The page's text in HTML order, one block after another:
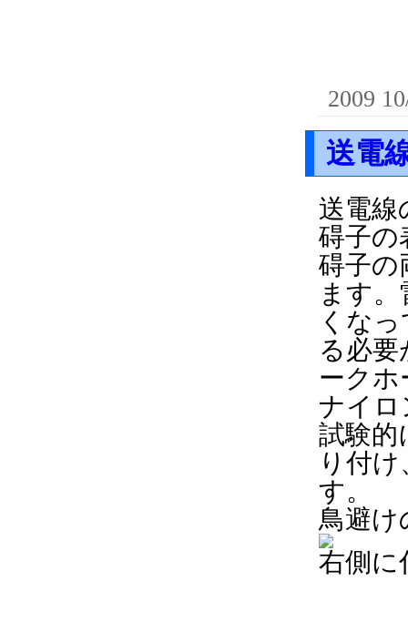
2009
送電
送電線
碍子の
碍子の
ます
くな
る必
ークホ
ナイロ
試験的
り付
す。
鳥避け
右側に